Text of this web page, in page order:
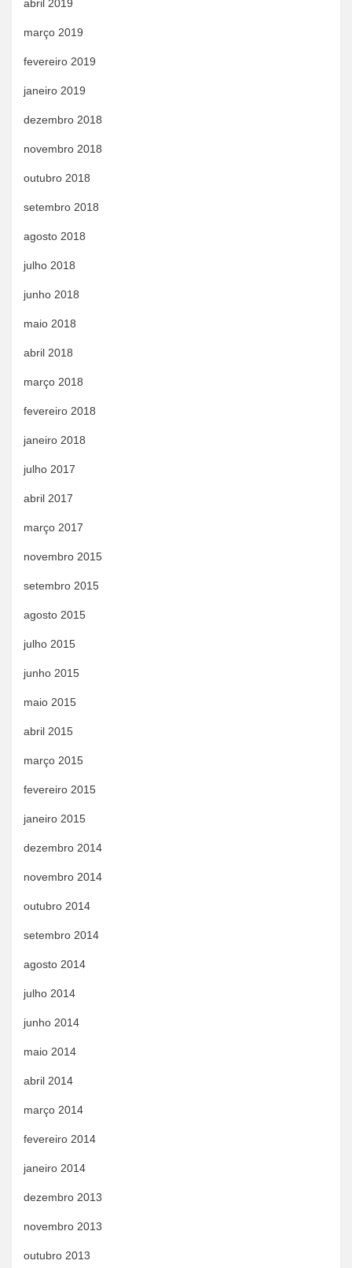
abril 2019
março 2019
fevereiro 2019
janeiro 2019
dezembro 2018
novembro 2018
outubro 2018
setembro 2018
agosto 2018
julho 2018
junho 2018
maio 2018
abril 2018
março 2018
fevereiro 2018
janeiro 2018
julho 2017
abril 2017
março 2017
novembro 2015
setembro 2015
agosto 2015
julho 2015
junho 2015
maio 2015
abril 2015
março 2015
fevereiro 2015
janeiro 2015
dezembro 2014
novembro 2014
outubro 2014
setembro 2014
agosto 2014
julho 2014
junho 2014
maio 2014
abril 2014
março 2014
fevereiro 2014
janeiro 2014
dezembro 2013
novembro 2013
outubro 2013